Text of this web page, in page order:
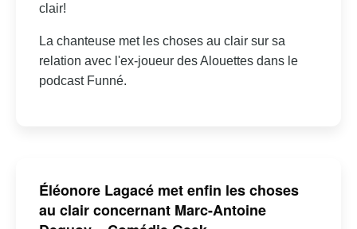
clair!
La chanteuse met les choses au clair sur sa
relation avec l'ex-joueur des Alouettes dans le
podcast Funné.
Éléonore Lagacé met enfin les choses
au clair concernant Marc-Antoine